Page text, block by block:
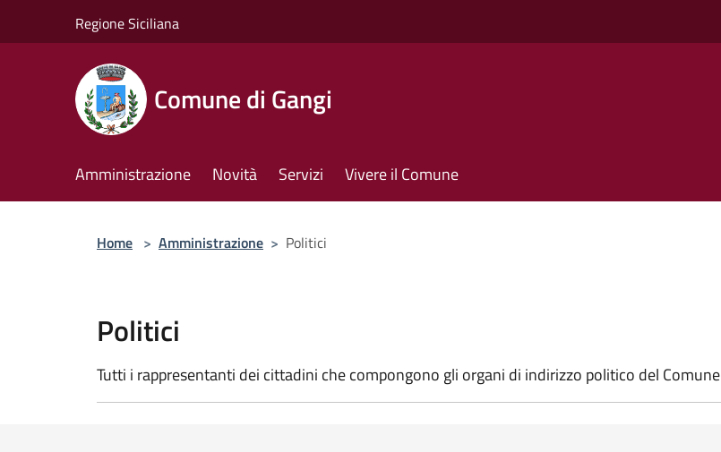
Regione Siciliana
Comune di Gangi
Amministrazione Novità Servizi Vivere il Comune
Home > Amministrazione > Politici
Politici
Tutti i rappresentanti dei cittadini che compongono gli organi di indirizzo politico del Comune